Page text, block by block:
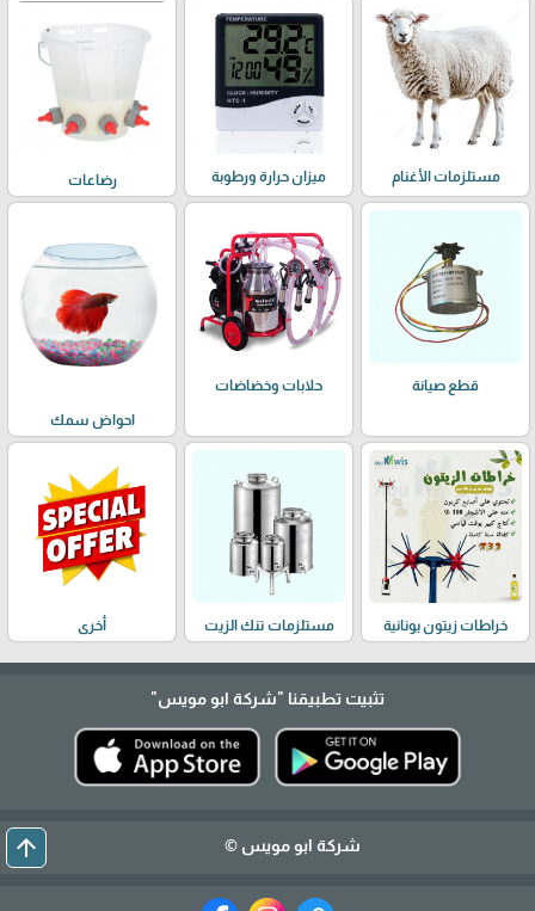
مستلزمات الأغنام ميزان حرارة ورطوبة رضاعات
قطع صيانة حلابات وخضاضات
احواض سمك
خراطات زيتون يونانية مستلزمات تنك الزيت أخرى
تثبيت تطبيقنا "شركة ابو مويس"
شركة ابو مويس © arrow_upward